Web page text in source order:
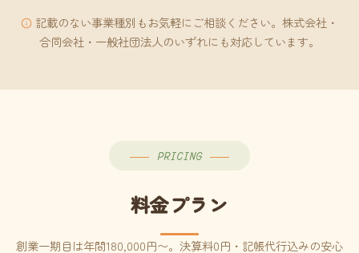
記載のない事業種別もお気軽にご相談ください。株式会社・
合同会社・一般社団法人のいずれにも対応しています。
PRICING
料金プラン
創業一期目は年間180,000円〜。決算料0円・記帳代行込みの安心